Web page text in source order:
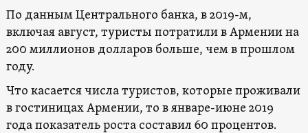
По данным Центрального банка, в 2019-м,
включая август, туристы потратили в Армении на
200 миллионов долларов больше, чем в прошлом
году.
Что касается числа туристов, которые проживали
в гостиницах Армении, то в январе-июне 2019
года показатель роста составил 60 процентов.